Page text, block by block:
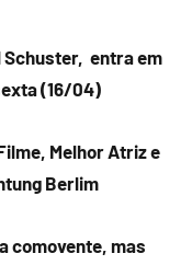
Schuster, entra em
(16/04)
Melhor Atriz e
Berlim
comovente, mas